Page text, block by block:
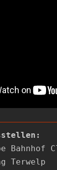
Bahnhof
Terwelp